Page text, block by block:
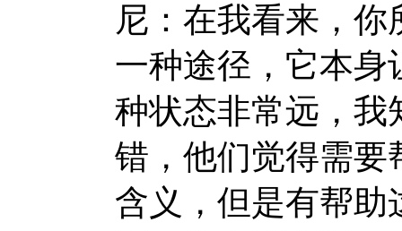
尼：在我看来，
一种途径，它本身
种状态非常远，我
错，他们觉得需要
含义，但是有帮助